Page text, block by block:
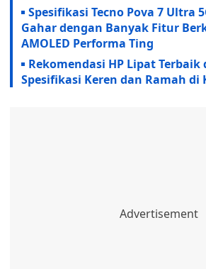
Spesifikasi Tecno Pova 7 Ultra
Gahar dengan Banyak Fitur
AMOLED Performa Ting
Rekomendasi HP Lipat Terbaik
Spesifikasi Keren dan Ramah di